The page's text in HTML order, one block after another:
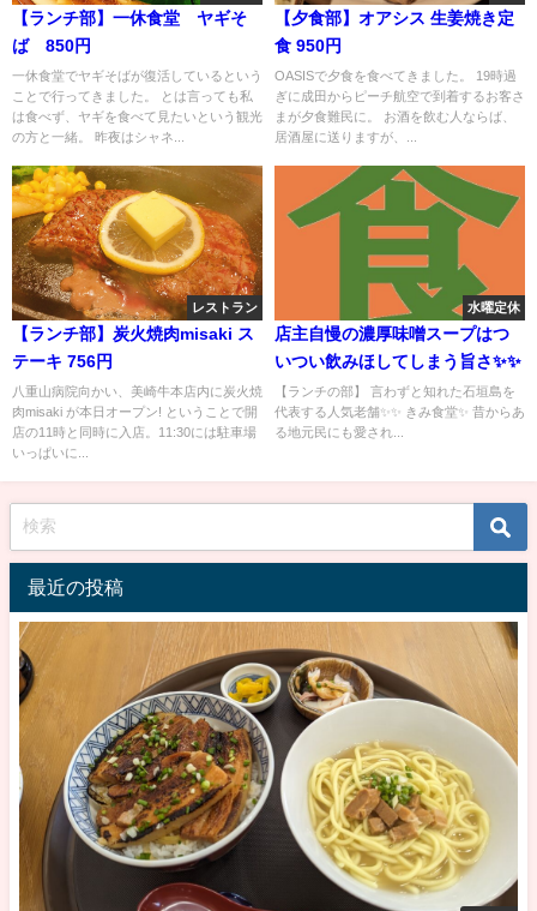
【ランチ部】一休食堂 ヤギそ
ば 850円
一休食堂でヤギそばが復活しているという
ことで行ってきました。 とは言っても私
は食べず、ヤギを食べて見たいという観光
の方と一緒。 昨夜はシャネ...
【夕食部】オアシス 生姜焼き定
食 950円
OASISで夕食を食べてきました。 19時過
ぎに成田からピーチ航空で到着するお客さ
まが夕食難民に。 お酒を飲む人ならば、
居酒屋に送りますが、...
レストラン
【ランチ部】炭火焼肉misaki ス
テーキ 756円
八重山病院向かい、美崎牛本店内に炭火焼
肉misaki が本日オープン! ということで開
店の11時と同時に入店。11:30には駐車場
いっぱいに...
水曜定休
店主自慢の濃厚味噌スープはつ
いつい飲みほしてしまう旨さ✨✨
【ランチの部】 言わずと知れた石垣島を
代表する人気老舗✨✨ きみ食堂✨ 昔からあ
る地元民にも愛され...
最近の投稿